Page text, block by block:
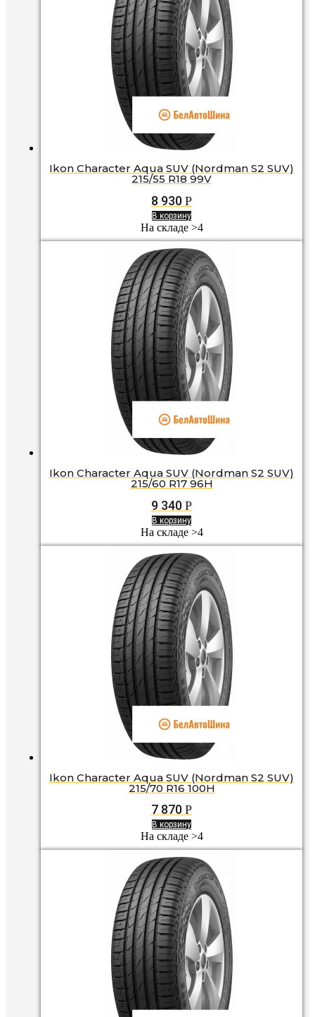
Ikon Character Aqua SUV (Nordman S2 SUV)
215/55 R18 99V
8 930 Р
В корзину
На складе >4
Ikon Character Aqua SUV (Nordman S2 SUV)
215/60 R17 96H
9 340 Р
В корзину
На складе >4
Ikon Character Aqua SUV (Nordman S2 SUV)
215/70 R16 100H
7 870 Р
В корзину
На складе >4